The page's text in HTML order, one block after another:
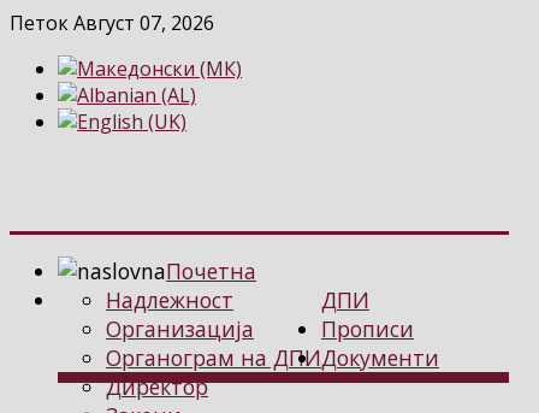
Петок Август 07, 2026
Почетна
ДПИ
Надлежност
Организација
Органограм на ДПИ
Директор
Прописи
Документи